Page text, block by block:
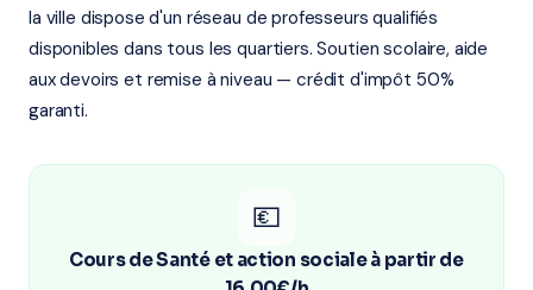
la ville dispose d'un réseau de professeurs qualifiés
disponibles dans tous les quartiers. Soutien scolaire, aide
aux devoirs et remise à niveau — crédit d'impôt 50%
garanti.
💶
Cours de Santé et action sociale à partir de